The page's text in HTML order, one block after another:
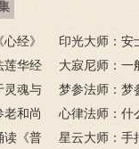
经》
吗？
印光大师：安
话解
莲华经
大寂尼师：一
里可以读诵《
吗？
灵魂与
梦参法师：梦
尚：金刚经
老和尚
心律法师：什
有缘？
读《普
星云大师：手